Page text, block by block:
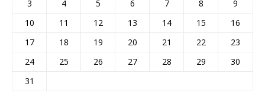
3
4 5 6 7 8
9
10
11 12 13 14 15
16
17
18 19 20 21 22
23
24
25 26 27 28 29
30
31